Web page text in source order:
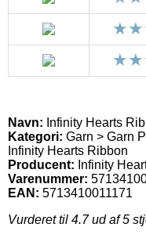
Navn: Infinity Hearts
Kategori: Garn > Garn
Infinity Hearts Ribbon
Producent: Infinity
Varenummer:
EAN: 5713410011171
Vurderet til 4.7ud af 5